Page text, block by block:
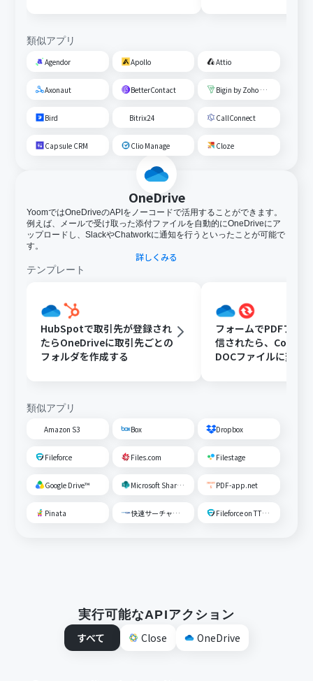
類似アプリ
Agendor Apollo Attio
Axonaut BetterContact Bigin by Zoho CRM
Bird Bitrix24 CallConnect
Capsule CRM Clio Manage Cloze
OneDrive
YoomではOneDriveのAPIをノーコードで活用することができます。
例えば、メールで受け取った添付ファイルを自動的にOneDriveにア
ップロードし、SlackやChatworkに通知を行うといったことが可能で
す。
詳しくみる
テンプレート
HubSpotで取引先が登録され
たらOneDriveに取引先ごとの
フォルダを作成する
フォームでPDFファ
信されたら、
DOCファイルに変換
類似アプリ
Amazon S3 Box Dropbox
Fileforce Files.com Filestage
Google Drive™ Microsoft SharePoint PDF-app.net
Pinata 快速サーチャーGX Fileforce on TTS Cloud
実行可能なAPIアクション
すべて
Close OneDrive